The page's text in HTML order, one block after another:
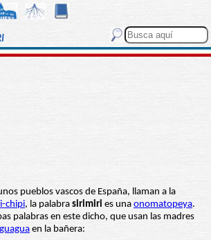
pueblos vascos de España, llaman a la
chipi, la palabra sirimiri es una onomatopeya.
palabras en este dicho, que usan las madres
guagua en la bañera: